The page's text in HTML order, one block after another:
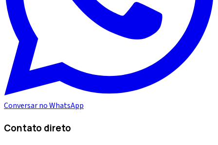
Conversar no WhatsApp
Contato direto